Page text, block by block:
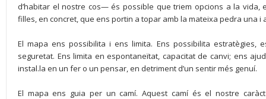
d’habitar el nostre cos— és possible que triem opcions a la
filles, en concret, que ens portin a topar amb la mateixa pedra una i
El mapa ens possibilita i ens limita. Ens possibilita estratègies,
seguretat. Ens limita en espontaneïtat, capacitat de canvi; ens
instal.la en un fer o un pensar, en detriment d’un sentir més genuí.
El mapa ens guia per un camí. Aquest camí és el nostre